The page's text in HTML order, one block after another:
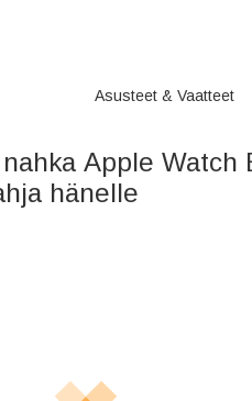
Asusteet & Vaatteet
Apple Watch
hänelle